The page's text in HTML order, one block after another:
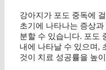
강아지가 포도 중독에
초기에 나타나는 증상
분할 수 있습니다. 포도
내에 나타날 수 있으며,
것이 치료 성공률을 높